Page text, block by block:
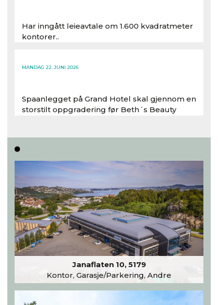
Har inngått leieavtale om 1.600 kvadratmeter
kontorer..
MANDAG 22. JUNI 2026
Spaanlegget på Grand Hotel skal gjennom en
storstilt oppgradering før Beth´s Beauty
Les hele artikkelen
Janaflaten 10, 5179
Kontor, Garasje/Parkering, Andre